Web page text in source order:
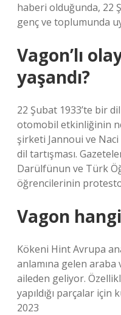
haberi olduğunda, 22
genç ve toplumunda
Vagon’lı
yaşandı?
22 Şubat 1933’te bir
otomobil etkinliğinin
şirketi Jannoui ve Naci
dil tartışması.
Darülfünun ve Türk
öğrencilerinin
Vagon
Kökeni Hint Avrupa
anlamına gelen araba
aileden geliyor.
yapıldığı parçalar için
2023